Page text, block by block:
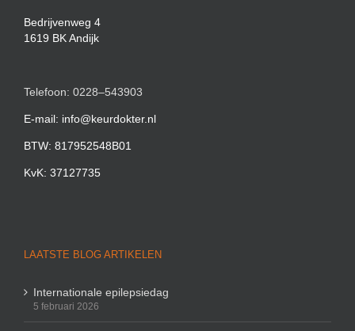
Bedrijvenweg 4
1619 BK Andijk
Telefoon: 0228–543903
E-mail: info@keurdokter.nl
BTW: 817952548B01
KvK: 37127735
LAATSTE BLOG ARTIKELEN
Internationale epilepsiedag
5 februari 2026